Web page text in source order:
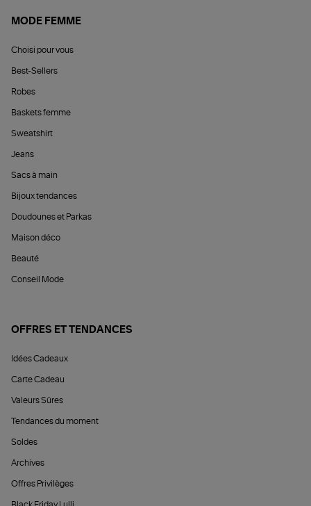
MODE FEMME
Choisi pour vous
Best-Sellers
Robes
Baskets femme
Sweatshirt
Jeans
Sacs à main
Bijoux tendances
Doudounes et Parkas
Maison déco
Beauté
Conseil Mode
OFFRES ET TENDANCES
Idées Cadeaux
Carte Cadeau
Valeurs Sûres
Tendances du moment
Soldes
Archives
Offres Privilèges